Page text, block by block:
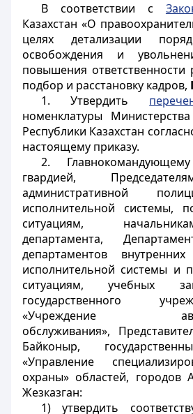
В соответствии с
Казахстан «О
целях детализации
освобождения и
повышения ответственности
подбор и расстановку кадров,
1. Утвердить
номенклатуры
Республики Казахстан
настоящему приказу.
2.
гвардией,
административной
исполнительной системы,
ситуациям,
департамента,
департаментов
исполнительной системы и
ситуациям, учебных
государственного
«Учреждение
обслуживания»,
Байконыр,
«Управление
охраны» областей, городов
Жезказган:
1) утвердить